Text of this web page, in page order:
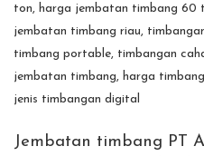
Jembatan timbang PT